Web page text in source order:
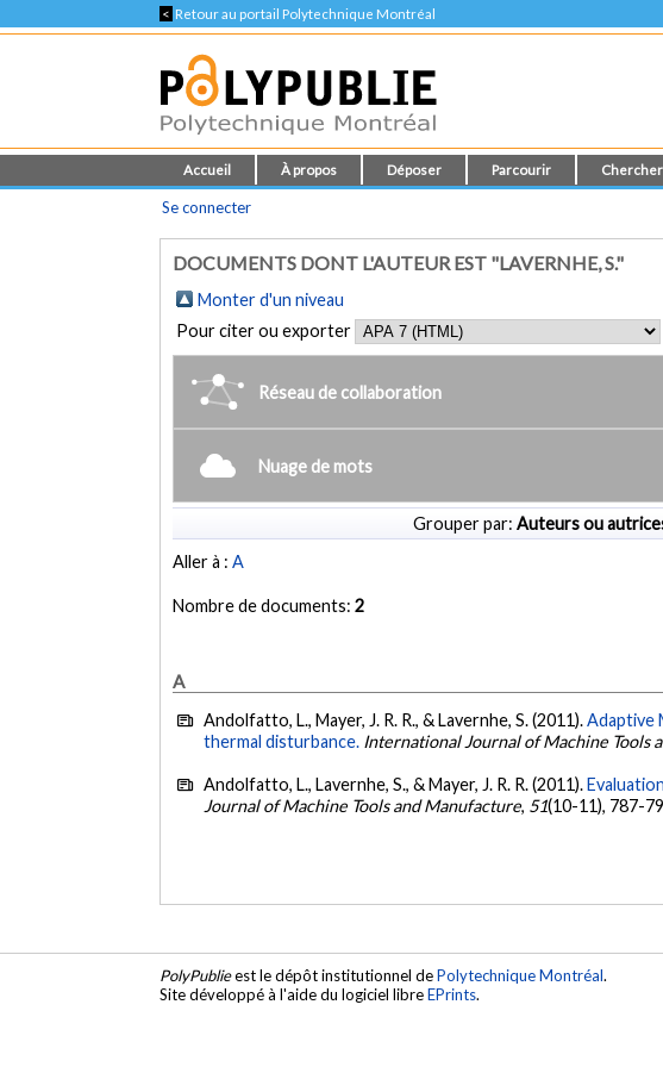
< Retour au portail Polytechnique Montréal
Accueil À propos Déposer Parcourir Chercher
Se connecter
DOCUMENTS DONT L'AUTEUR EST "LAVERNHE, S."
Monter d'un niveau
Pour citer ou exporter
Réseau de collaboration
Nuage de mots
Grouper par: Auteurs ou
Aller à :A
Nombre de documents:2
A
Andolfatto, L., Mayer, J. R. R., & Lavernhe, S. (2011).Adaptive
thermal disturbance. International Journal of Machine Tools
Andolfatto, L., Lavernhe, S., & Mayer, J. R. R. (2011).
Journal of Machine Tools and Manufacture, 51(10-11), 787-
PolyPublieest le dépôt institutionnel dePolytechnique Montréal.
Site développé à l'aide du logiciel libreEPrints.